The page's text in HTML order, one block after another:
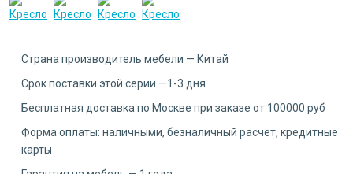
Страна производитель мебели — Китай
Срок поставки этой серии —1-3 дня
Бесплатная доставка по Москве при заказе от 100000 руб
Форма оплаты: наличными, безналичный расчет, кредитные
карты